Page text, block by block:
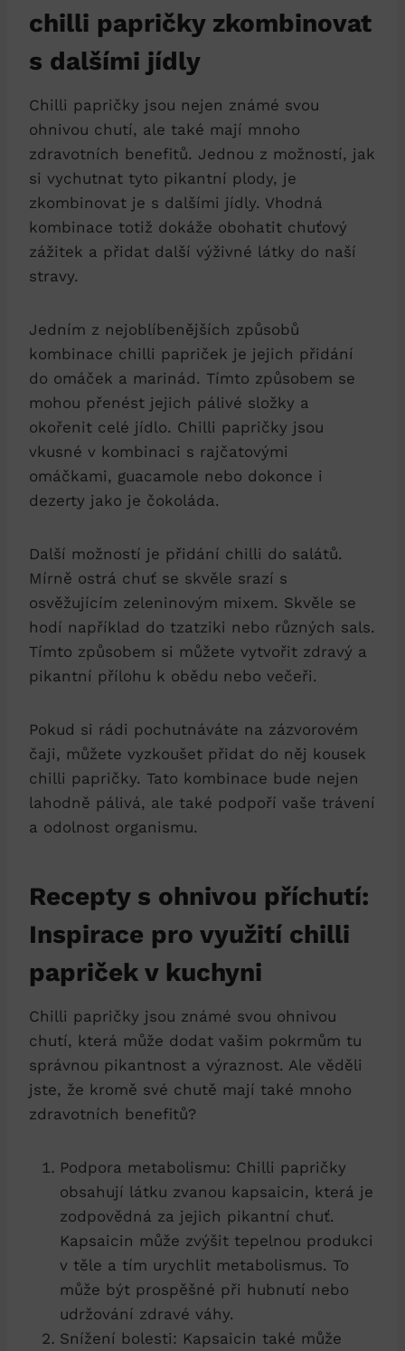
chilli papričky zkombinovat
s dalšími jídly
Chilli papričky jsou nejen známé svou
ohnivou chutí, ale také mají mnoho
zdravotních benefitů. Jednou z možností, jak
si vychutnat tyto pikantní plody, je
zkombinovat je s dalšími jídly. Vhodná
kombinace totiž dokáže obohatit chuťový
zážitek a přidat další výživné látky do naší
stravy.
Jedním z nejoblíbenějších způsobů
kombinace chilli papriček je jejich přidání
do omáček a marinád. Tímto způsobem se
mohou přenést jejich pálivé složky a
okořenit celé jídlo. Chilli papričky jsou
vkusné v kombinaci s rajčatovými
omáčkami, guacamole nebo dokonce i
dezerty jako je čokoláda.
Další možností je přidání chilli do salátů.
Mírně ostrá chuť se skvěle srazí s
osvěžujícím zeleninovým mixem. Skvěle se
hodí například do tzatziki nebo různých sals.
Tímto způsobem si můžete vytvořit zdravý a
pikantní přílohu k obědu nebo večeři.
Pokud si rádi pochutnáváte na zázvorovém
čaji, můžete vyzkoušet přidat do něj kousek
chilli papričky. Tato kombinace bude nejen
lahodně pálivá, ale také podpoří vaše trávení
a odolnost organismu.
Recepty s ohnivou příchutí:
Inspirace pro využití chilli
papriček v kuchyni
Chilli papričky jsou známé svou ohnivou
chutí, která může dodat vašim pokrmům tu
správnou pikantnost a výraznost. Ale věděli
jste, že kromě své chutě mají také mnoho
zdravotních benefitů?
Podpora metabolismu: Chilli papričky
obsahují látku zvanou kapsaicin, která je
zodpovědná za jejich pikantní chuť.
Kapsaicin může zvýšit tepelnou produkci
v těle a tím urychlit metabolismus. To
může být prospěšné při hubnutí nebo
udržování zdravé váhy.
Snížení bolesti: Kapsaicin také může